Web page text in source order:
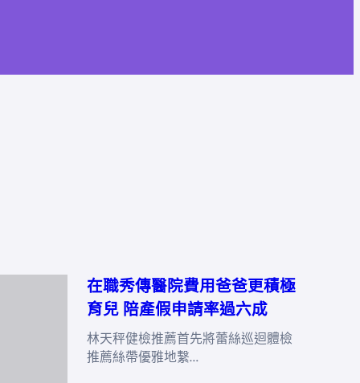
在職秀傳醫院費用爸爸更積極
育兒 陪產假申請率過六成
林天秤健檢推薦首先將蕾絲巡迴體檢
推薦絲帶優雅地繫…